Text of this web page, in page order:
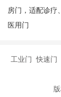
房门，适配诊疗
医用门
工业门 快速